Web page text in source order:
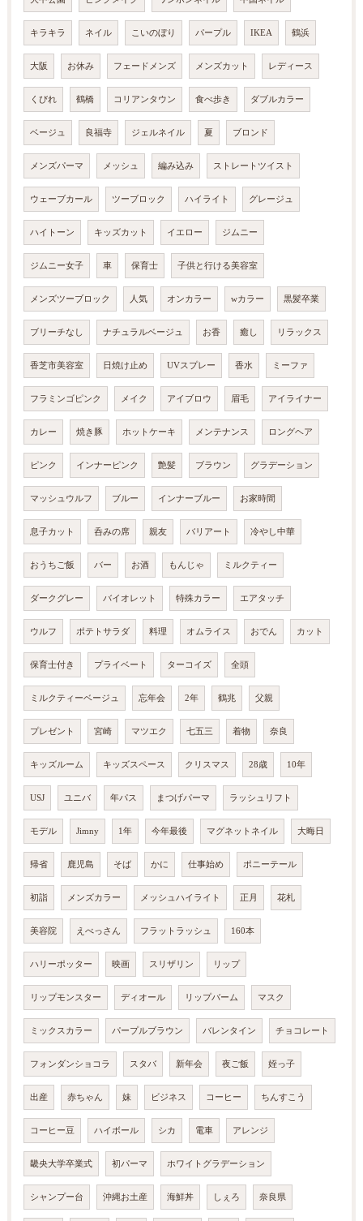
キラキラ ネイル こいのぼり パープル IKEA 鶴浜
大阪 お休み フェードメンズ メンズカット レディース
くびれ 鶴橋 コリアンタウン 食べ歩き ダブルカラー
ベージュ 良福寺 ジェルネイル 夏 ブロンド
メンズパーマ メッシュ 編み込み ストレートツイスト
ウェーブカール ツーブロック ハイライト グレージュ
ハイトーン キッズカット イエロー ジムニー
ジムニー女子 車 保育士 子供と行ける美容室
メンズツーブロック 人気 オンカラー wカラー 黒髪卒業
ブリーチなし ナチュラルベージュ お香 癒し リラックス
香芝市美容室 日焼け止め UVスプレー 香水 ミーファ
フラミンゴピンク メイク アイブロウ 眉毛 アイライナー
カレー 焼き豚 ホットケーキ メンテナンス ロングヘア
ピンク インナーピンク 艶髪 ブラウン グラデーション
マッシュウルフ ブルー インナーブルー お家時間
息子カット 呑みの席 親友 バリアート 冷やし中華
おうちご飯 バー お酒 もんじゃ ミルクティー
ダークグレー バイオレット 特殊カラー エアタッチ
ウルフ ポテトサラダ 料理 オムライス おでん カット
保育士付き プライベート ターコイズ 全頭
ミルクティーベージュ 忘年会 2年 鶴兆 父親
プレゼント 宮崎 マツエク 七五三 着物 奈良
キッズルーム キッズスペース クリスマス 28歳 10年
USJ ユニバ 年パス まつげパーマ ラッシュリフト
モデル Jimny 1年 今年最後 マグネットネイル 大晦日
帰省 鹿児島 そば かに 仕事始め ポニーテール
初詣 メンズカラー メッシュハイライト 正月 花札
美容院 えべっさん フラットラッシュ 160本
ハリーポッター 映画 スリザリン リップ
リップモンスター ディオール リップバーム マスク
ミックスカラー パープルブラウン バレンタイン チョコレート
フォンダンショコラ スタバ 新年会 夜ご飯 姪っ子
出産 赤ちゃん 妹 ビジネス コーヒー ちんすこう
コーヒー豆 ハイボール シカ 電車 アレンジ
畿央大学卒業式 初パーマ ホワイトグラデーション
シャンプー台 沖縄お土産 海鮮丼 しぇろ 奈良県